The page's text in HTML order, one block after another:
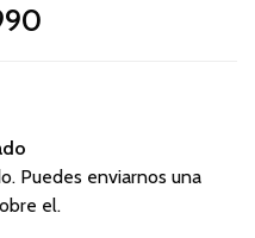
Puedes enviarnos una
el.